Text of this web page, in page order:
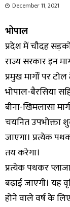
December 11, 2021
भोपाल
प्रदेश में चौदह
राज्य सरकार इन
प्रमुख मार्गों पर
भोपाल-बैरसिया
बीना-खिमलासा
चयनित उपभोक्ता
जाएगा। प्रत्येक
तय करेगा।
प्रत्येक पथकर
बढ़ाई जाएगी। यह
होने वाले वर्ष के